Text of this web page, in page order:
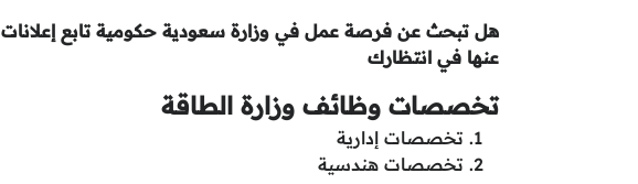
هل تبحث عن فرصة عمل في وزارة سعودية حكومية تابع إعلانات
عنها في انتظارك
تخصصات وظائف وزارة الطاقة
تخصصات إدارية
تخصصات هندسية